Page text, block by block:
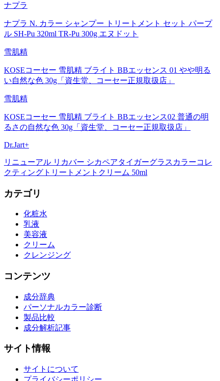
ナプラ
ナプラ N. カラー シャンプー トリートメント セット パープ
ル SH-Pu 320ml TR-Pu 300g エヌドット
雪肌精
KOSEコーセー 雪肌精 ブライト BBエッセンス 01 やや明る
い自然な色 30g「資生堂、コーセー正規取扱店」
雪肌精
KOSEコーセー 雪肌精 ブライト BBエッセンス02 普通の明
るさの自然な色 30g「資生堂、コーセー正規取扱店」
Dr.Jart+
リニューアル リカバー シカペアタイガーグラスカラーコレ
クティングトリートメントクリーム 50ml
カテゴリ
化粧水
乳液
美容液
クリーム
クレンジング
コンテンツ
成分辞典
パーソナルカラー診断
製品比較
成分解析記事
サイト情報
サイトについて